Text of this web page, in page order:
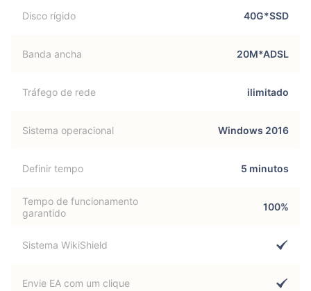
Disco rígido 40G*SSD
Banda ancha 20M*ADSL
Tráfego de rede ilimitado
Sistema operacional Windows 2016
Definir tempo 5 minutos
Tempo de funcionamento
garantido
100%
Sistema WikiShield
Envie EA com um clique